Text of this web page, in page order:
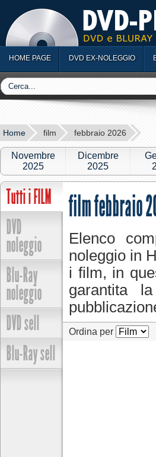
HOME PAGE DVD EX-NOLEGGIO
Home film febbraio 2026
Novembre
2025
Dicembre
2025
Tutti i FILM
DVD
noleggio
Blu-Ray
noleggio
DVD sell
Blu-Ray sell
film febbraio
Elenco
noleggio in
i film, in
garantita
Ordina per